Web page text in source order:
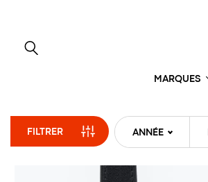
MARQUES
FILTRER ANNÉE